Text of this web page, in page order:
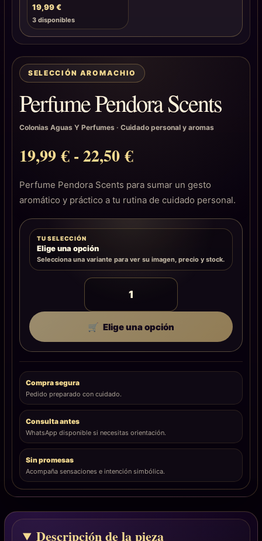
19,99€
3 disponibles
SELECCIÓN AROMACHIO
Perfume Pendora Scents
Colonias Aguas Y Perfumes · Cuidado personal y aromas
19,99€-22,50€
Perfume Pendora Scents para sumar un gesto
aromático y práctico a tu rutina de cuidado personal.
TU SELECCIÓN
Elige una opción
Selecciona una variante para ver su imagen, precio y stock.
Elige una opción
Compra segura
Pedido preparado con cuidado.
Consulta antes
WhatsApp disponible si necesitas orientación.
Sin promesas
Acompaña sensaciones e intención simbólica.
Descripción de la pieza